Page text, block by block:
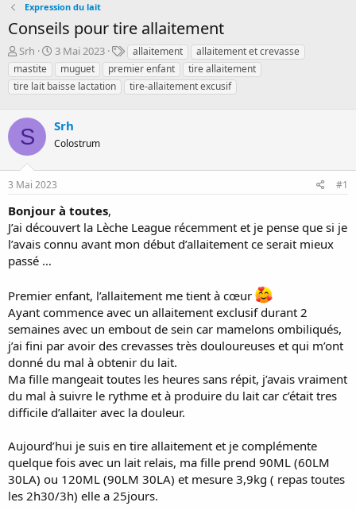
Expression du lait
Conseils pour tire allaitement
D
é
m
a
r
é
e
a
r
Srh
D
a
t
e
e
é
u
t
3 Mai 2023
T
a
g
s
allaitement
allaitement et crevasse
mastite
muguet premier enfant
tire allaitement
tire lait baisse lactation
tire-allaitement excusif
S Srh
Colostrum
3 Mai 2023 #1
Bonjour à toutes,
J’ai découvert la Lèche League récemment et je pense que si je
l’avais connu avant mon début d’allaitement ce serait mieux
passé …
Premier enfant, l’allaitement me tient à cœur
Ayant commence avec un allaitement exclusif durant 2
semaines avec un embout de sein car mamelons ombiliqués,
j’ai fini par avoir des crevasses très douloureuses et qui m’ont
donné du mal à obtenir du lait.
Ma fille mangeait toutes les heures sans répit, j’avais vraiment
du mal à suivre le rythme et à produire du lait car c’était tres
difficile d’allaiter avec la douleur.
Aujourd’hui je suis en tire allaitement et je complémente
quelque fois avec un lait relais, ma fille prend 90ML (60LM
30LA) ou 120ML (90LM 30LA) et mesure 3,9kg ( repas toutes
les 2h30/3h) elle a 25jours.